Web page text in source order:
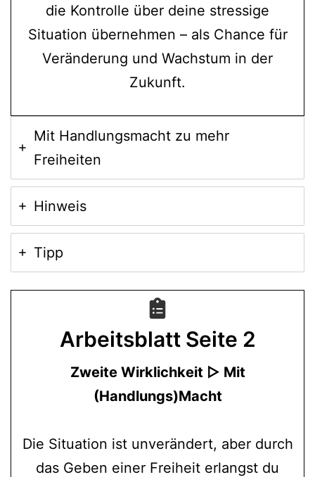
die Kontrolle über deine stressige
Situation übernehmen – als Chance für
Veränderung und Wachstum in der
Zukunft.
Mit Handlungsmacht zu mehr
Freiheiten
Hinweis
Tipp
Arbeitsblatt Seite 2
Zweite Wirklichkeit ▷ Mit
(Handlungs)Macht
Die Situation ist unverändert, aber durch
das Geben einer Freiheit erlangst du